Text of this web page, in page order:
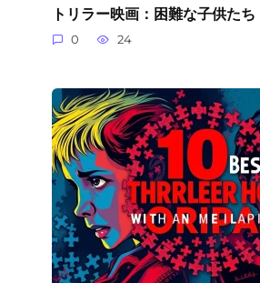
トリラー映画：困難な子供たち
0 24